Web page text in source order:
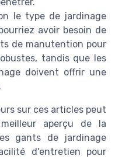
le type de jardinage
avoir besoin de
de manutention pour
tandis que les
doivent offrir une
sur ces articles peut
aperçu de la
gants de jardinage
d'entretien pour